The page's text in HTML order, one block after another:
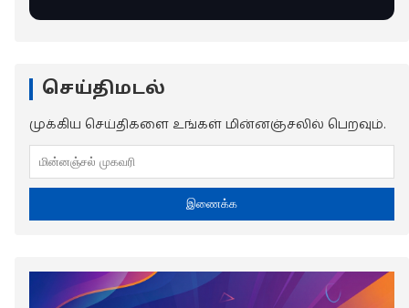
செய்திமடல்
முக்கிய செய்திகளை உங்கள் மின்னஞ்சலில் பெறவும்.
இணைக்க